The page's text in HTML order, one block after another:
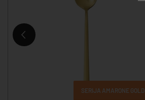
SERIJA AMARONE GOLD